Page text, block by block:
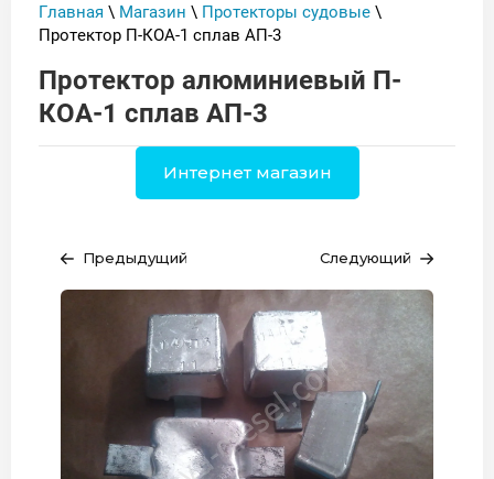
Главная \ Магазин \ Протекторы судовые \
Протектор П-КОА-1 сплав АП-3
Протектор алюминиевый П-
КОА-1 сплав АП-3
Интернет магазин
Предыдущий Следующий